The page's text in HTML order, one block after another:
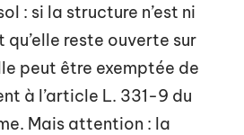
: si la structure n’est ni
reste ouverte sur
peut être exemptée de
à l’article L. 331-9 du
Mais attention : la